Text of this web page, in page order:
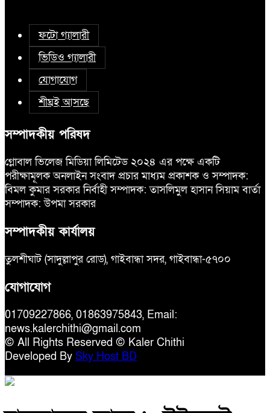
ফটো গ্যালারী
ভিডিও গ্যালারী
যোগাযোগ
শীঘ্রই আসছে
সম্পাদকীয় পরিষদ
গ্লোবাল ভিলেজ মিডিয়া লিমিটেড ২০২৪ এর পক্ষে একটি
পরীক্ষামূলক অনলাইন সংবাদ প্রচার মাধ্যম প্রকাশক ও সম্পাদক:
বিমল কুমার সরকার নির্বাহী সম্পাদক: তাসলিমুল হাসান সিয়াম বার্তা
সম্পাদক: উপমা সরকার
সম্পাদকীয় কার্যালয়
তুলশীঘাট (সাদুল্লাপুর রোড), গাইবান্ধা সদর, গাইবান্ধা-৫৭০০
যোগাযোগ
01709227866, 01863975843, Email:
news.kalerchithi@gmail.com
© All Rights Reserved © Kaler Chithi
Developed By Sky Host BD